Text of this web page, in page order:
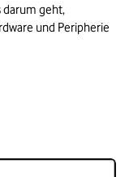
darum geht,
und Peripherie